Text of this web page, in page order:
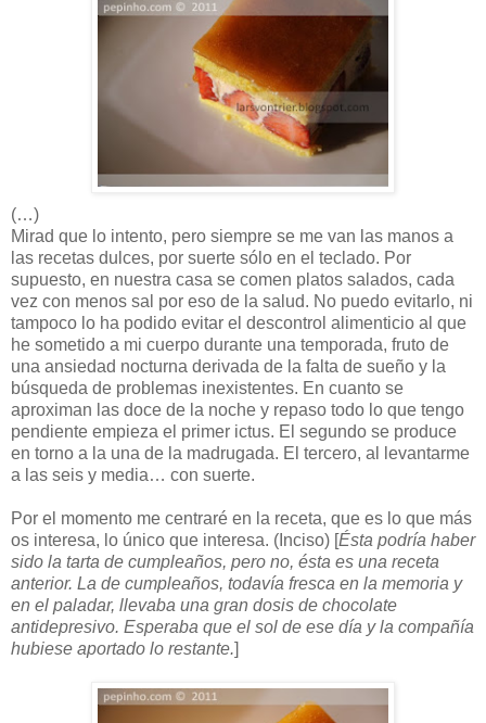
(…)
Mirad que lo intento, pero siempre se me van las manos a
las recetas dulces, por suerte sólo en el teclado. Por
supuesto, en nuestra casa se comen platos salados, cada
vez con menos sal por eso de la salud. No puedo evitarlo, ni
tampoco lo ha podido evitar el descontrol alimenticio al que
he sometido a mi cuerpo durante una temporada, fruto de
una ansiedad nocturna derivada de la falta de sueño y la
búsqueda de problemas inexistentes. En cuanto se
aproximan las doce de la noche y repaso todo lo que tengo
pendiente empieza el primer ictus. El segundo se produce
en torno a la una de la madrugada. El tercero, al levantarme
a las seis y media… con suerte.
Por el momento me centraré en la receta, que es lo que más
os interesa, lo único que interesa. (Inciso) [Ésta podría haber
sido la tarta de cumpleaños, pero no, ésta es una receta
anterior. La de cumpleaños, todavía fresca en la memoria y
en el paladar, llevaba una gran dosis de chocolate
antidepresivo. Esperaba que el sol de ese día y la compañía
hubiese aportado lo restante.]